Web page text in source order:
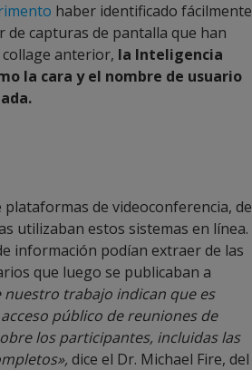
haber identificado fácilmente
capturas de pantalla que han
collage anterior, la Inteligencia
la cara y el nombre de usuario
de videoconferencia, de
utilizaban estos sistemas en línea.
información podían extraer de las
que luego se publicaban a
nuestro trabajo indican que es
público de reuniones de
los participantes, incluidas las
dice el Dr. Michael Fire, del